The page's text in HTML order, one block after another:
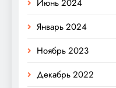
Июнь 2024
Январь 2024
Ноябрь 2023
Декабрь 2022